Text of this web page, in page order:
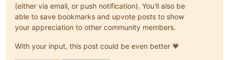
(either via email, or push notification). You'll also be
able to save bookmarks and upvote posts to show
your appreciation to other community members.
With your input, this post could be even better 💗